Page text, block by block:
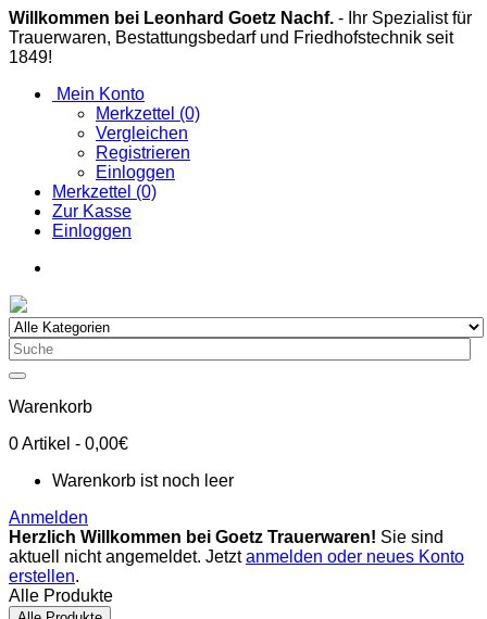
Willkommen bei Leonhard Goetz Nachf. - Ihr Spezialist für
Trauerwaren, Bestattungsbedarf und Friedhofstechnik seit
1849!
Mein Konto
Merkzettel (0)
Vergleichen
Registrieren
Einloggen
Merkzettel (0)
Zur Kasse
Einloggen
Warenkorb
0Artikel - 0,00€
Warenkorb ist noch leer
Anmelden
Herzlich Willkommen bei Goetz Trauerwaren! Sie sind
aktuell nicht angemeldet. Jetztanmelden oder neues Konto
erstellen.
Alle Produkte